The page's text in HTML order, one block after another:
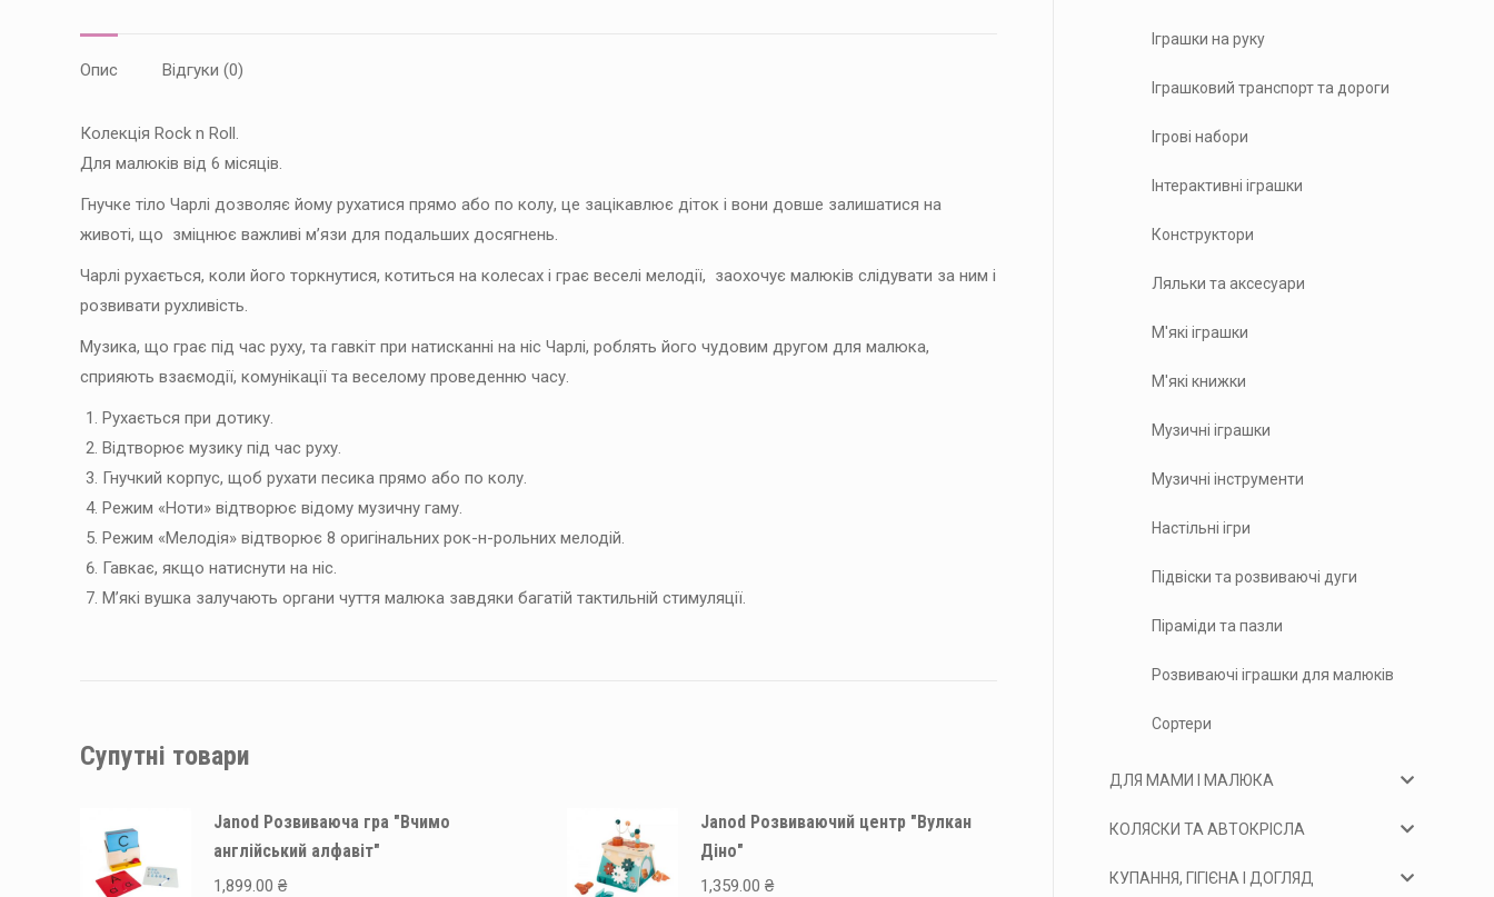
Опис Відгуки (0)
Колекція Rock n Roll.
Для малюків від 6 місяців.
Гнучке тіло Чарлі дозволяє йому рухатися прямо або по колу, це зацікавлює діток і вони довше залишатися на
животі, що зміцнює важливі м’язи для подальших досягнень.
Чарлі рухається, коли його торкнутися, котиться на колесах і грає веселі мелодії, заохочує малюків слідувати за ним і
розвивати рухливість.
Музика, що грає під час руху, та гавкіт при натисканні на ніс Чарлі, роблять його чудовим другом для малюка,
сприяють взаємодії, комунікації та веселому проведенню часу.
Рухається при дотику.
Відтворює музику під час руху.
Гнучкий корпус, щоб рухати песика прямо або по колу.
Режим «Ноти» відтворює відому музичну гаму.
Режим «Мелодія» відтворює 8 оригінальних рок-н-рольних мелодій.
Гавкає, якщо натиснути на ніс.
М’які вушка залучають органи чуття малюка завдяки багатій тактильній стимуляції.
Супутні товари
Janod Розвиваюча гра "Вчимо
англійський алфавіт"
1,899.00 ₴
Janod Розвиваючий центр "Вулкан
Діно"
1,359.00 ₴
Іграшки на руку
Іграшковий транспорт та дороги
Ігрові набори
Інтерактивні іграшки
Конструктори
Ляльки та аксесуари
М'які іграшки
М'які книжки
Музичні іграшки
Музичні інструменти
Настільні ігри
Підвіски та розвиваючі дуги
Піраміди та пазли
Розвиваючі іграшки для малюків
Сортери
ДЛЯ МАМИ І МАЛЮКА
КОЛЯСКИ ТА АВТОКРІСЛА
КУПАННЯ, ГІГІЄНА І ДОГЛЯД